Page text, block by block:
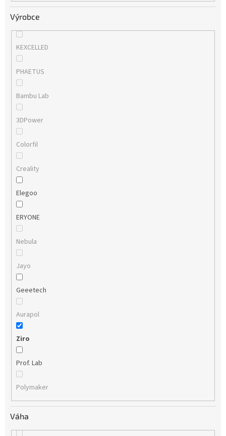
Výrobce
KEXCELLED
PHAETUS
Bambu Lab
3DPower
Colorfil
Creality
Elegoo
ERYONE
Nebula
Jayo
Geeetech
Aurapol
Ziro
Prof. Lab
Polymaker
Váha